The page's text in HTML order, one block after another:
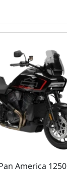
America 1250